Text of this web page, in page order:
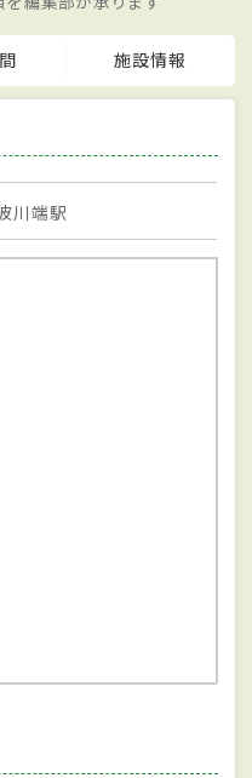
施設情報
川端駅